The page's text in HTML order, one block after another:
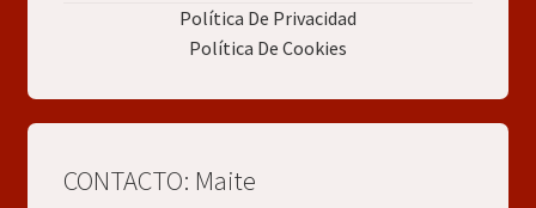
Política De Privacidad
Política De Cookies
CONTACTO: Maite